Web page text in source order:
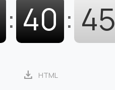
: 40 : 46
download HTML